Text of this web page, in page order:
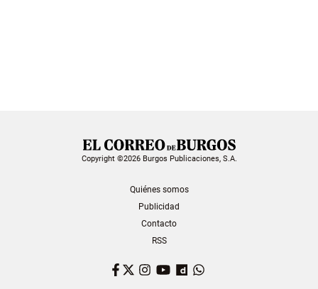
Copyright ©2026 Burgos Publicaciones, S.A.
Quiénes somos
Publicidad
Contacto
RSS
Facebook
TwitterInstagram
YouTubeDailymotion